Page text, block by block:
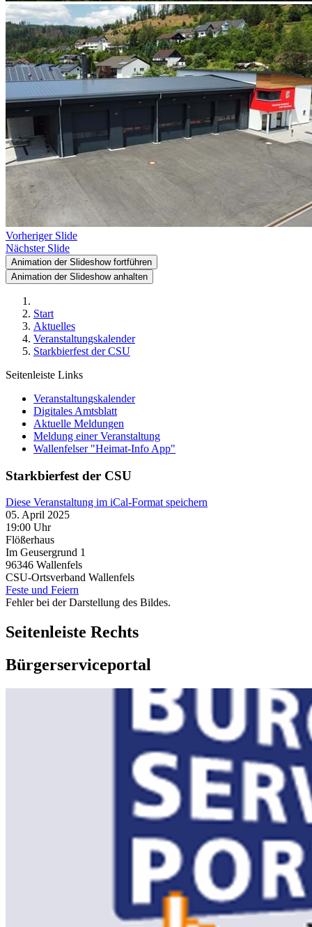
Vorheriger Slide
Nächster Slide
Animation der Slideshow fortführen
Animation der Slideshow anhalten
Start
Aktuelles
Veranstaltungskalender
Starkbierfest der CSU
Seitenleiste Links
Veranstaltungskalender
Digitales Amtsblatt
Aktuelle Meldungen
Meldung einer Veranstaltung
Wallenfelser "Heimat-Info App"
Starkbierfest der CSU
Diese Veranstaltung im iCal-Format speichern
05. April 2025
19:00 Uhr
Flößerhaus
Im Geusergrund 1
96346 Wallenfels
CSU-Ortsverband Wallenfels
Feste und Feiern
Fehler bei der Darstellung des Bildes.
Seitenleiste Rechts
Bürgerserviceportal